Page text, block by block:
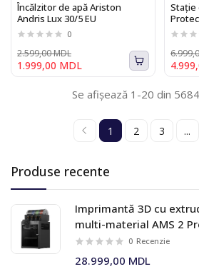
Produse recente
Imprimantă 3D cu
multi-material AMS 2
Combo
0 Recenzie
28.999,00 MDL
Încălzitor de apă Ariston
Andris Lux 30/5 EU
0
1.999,00 MDL
2.599,00 MDL
Stație
bari
Se afișează 1-20 din
1 2 3 ...